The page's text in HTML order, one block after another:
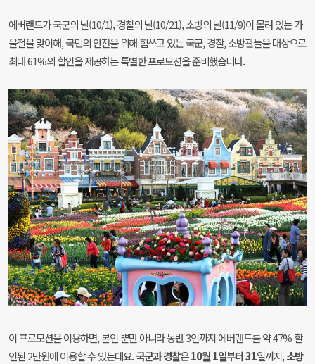
에버랜드가 국군의 날(10/1), 경찰의 날(10/21), 소방의 날(11/9)이 몰려 있는 가
을철을 맞이해, 국민의 안전을 위해 힘쓰고 있는 국군, 경찰, 소방관들을 대상으로
최대 61%의 할인을 제공하는 특별한 프로모션을 준비했습니다.
이 프로모션을 이용하면, 본인 뿐만 아니라 동반 3인까지 에버랜드를 약 47% 할
인된 2만원에 이용할 수 있는데요.국군과 경찰은10월 1일부터 31일까지,소방